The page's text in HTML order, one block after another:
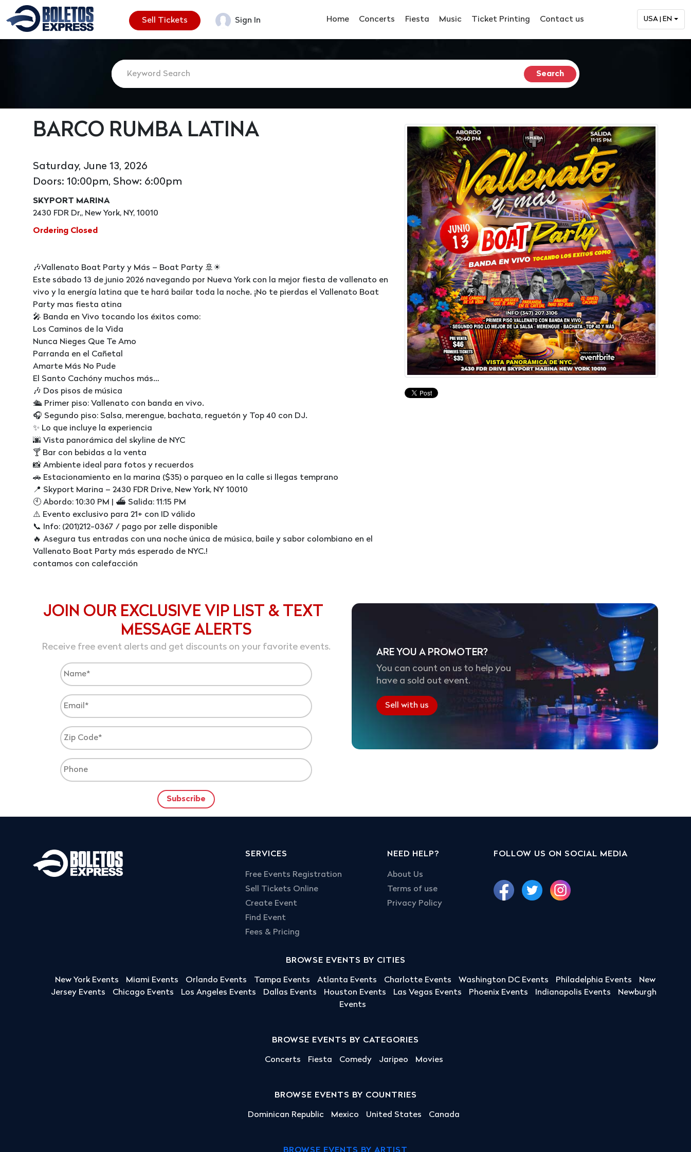
Sell Tickets Sign In Home Concerts Fiesta Music Ticket Printing Contact us USA | EN
BARCO RUMBA LATINA
Saturday, June 13, 2026
Doors: 10:00pm, Show: 6:00pm
SKYPORT MARINA
2430 FDR Dr,, New York, NY, 10010
Ordering Closed
🎶Vallenato Boat Party y Más – Boat Party 🚢☀
Este sábado 13 de junio 2026 navegando por Nueva York con la mejor fiesta de vallenato en
vivo y la energía latina que te hará bailar toda la noche. ¡No te pierdas el Vallenato Boat
Party mas fiesta atina
🎤 Banda en Vivo tocando los éxitos como:
Los Caminos de la Vida
Nunca Nieges Que Te Amo
Parranda en el Cañetal
Amarte Más No Pude
El Santo Cachóny muchos más…
🎶 Dos pisos de música
🛳 Primer piso: Vallenato con banda en vivo.
🎧 Segundo piso: Salsa, merengue, bachata, reguetón y Top 40 con DJ.
✨ Lo que incluye la experiencia
🌆 Vista panorámica del skyline de NYC
🍸 Bar con bebidas a la venta
📸 Ambiente ideal para fotos y recuerdos
🚗 Estacionamiento en la marina ($35) o parqueo en la calle si llegas temprano
📍 Skyport Marina – 2430 FDR Drive, New York, NY 10010
🕙 Abordo: 10:30 PM | ⛴ Salida: 11:15 PM
⚠️ Evento exclusivo para 21+ con ID válido
📞 Info: (201)212-0367 / pago por zelle disponible
🔥 Asegura tus entradas con una noche única de música, baile y sabor colombiano en el
Vallenato Boat Party más esperado de NYC.!
contamos con calefacción
JOIN OUR EXCLUSIVE VIP LIST & TEXT
MESSAGE ALERTS
Receive free event alerts and get discounts on your favorite events.
ARE YOU A PROMOTER?
You can count on us to help you
have a sold out event.
Sell with us
SERVICES
Free Events Registration
Sell Tickets Online
Create Event
Find Event
Fees & Pricing
NEED HELP?
About Us
Terms of use
Privacy Policy
FOLLOW US ON SOCIAL MEDIA
BROWSE EVENTS BY CITIES
New York Events Miami Events Orlando Events Tampa Events Atlanta Events Charlotte Events Washington DC Events Philadelphia Events
New
Jersey Events
Chicago Events Los Angeles Events Dallas Events Houston Events Las Vegas Events Phoenix Events Indianapolis Events
Newburgh
Events
BROWSE EVENTS BY CATEGORIES
Concerts Fiesta Comedy Jaripeo Movies
BROWSE EVENTS BY COUNTRIES
Dominican Republic Mexico United States Canada